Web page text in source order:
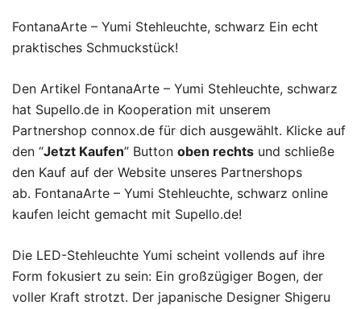
FontanaArte – Yumi Stehleuchte, schwarz Ein echt
praktisches Schmuckstück!
Den Artikel FontanaArte – Yumi Stehleuchte, schwarz
hat Supello.de in Kooperation mit unserem
Partnershop connox.de für dich ausgewählt. Klicke auf
den “Jetzt Kaufen” Button oben rechts und schließe
den Kauf auf der Website unseres Partnershops
ab. FontanaArte – Yumi Stehleuchte, schwarz online
kaufen leicht gemacht mit Supello.de!
Die LED-Stehleuchte Yumi scheint vollends auf ihre
Form fokusiert zu sein: Ein großzügiger Bogen, der
voller Kraft strotzt. Der japanische Designer Shigeru